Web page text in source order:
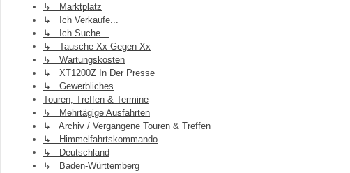
↳ Marktplatz
↳ Ich Verkaufe...
↳ Ich Suche...
↳ Tausche Xx Gegen Xx
↳ Wartungskosten
↳ XT1200Z In Der Presse
↳ Gewerbliches
Touren, Treffen & Termine
↳ Mehrtägige Ausfahrten
↳ Archiv / Vergangene Touren & Treffen
↳ Himmelfahrtskommando
↳ Deutschland
↳ Baden-Württemberg